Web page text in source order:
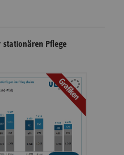
stationären Pflege
Grafiken